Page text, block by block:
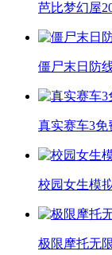
芭比梦幻屋
僵尸末日防
真实赛车3免
校园女生模
极限摩托无